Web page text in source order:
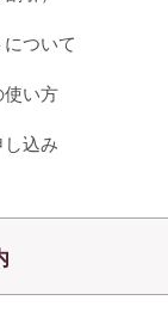
ついて
使い方
し込み